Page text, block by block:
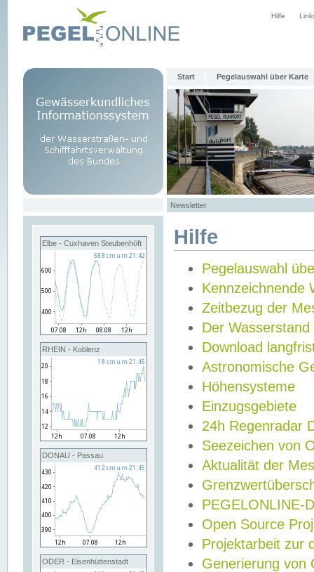
Hilfe
Start Pegelauswahl über Karte
Newsletter
Elbe - Cuxhaven Steubenhöft
RHEIN - Koblenz
DONAU - Passau
ODER - Eisenhüttenstadt
Hilfe
Pegelauswahl
Kennzeichnende
Zeitbezug der
Der Wasserstand
Download
Astronomische
Höhensysteme
Einzugsgebiete
24h Regenradar
Seezeichen von
Aktualität der
PEGELONLINE-
Open Source
Projektarbeit zur
Generierung von